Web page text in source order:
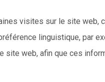
visites sur le site web,
linguistique, par
site web, afin que ces